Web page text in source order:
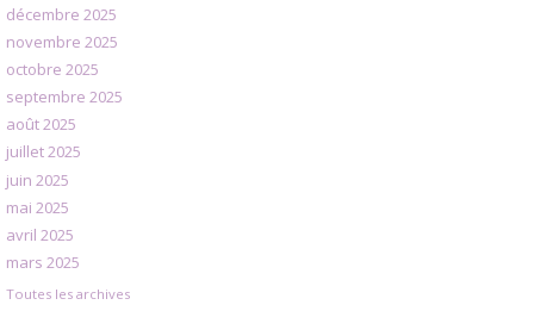
décembre 2025
novembre 2025
octobre 2025
septembre 2025
août 2025
juillet 2025
juin 2025
mai 2025
avril 2025
mars 2025
Toutes les archives